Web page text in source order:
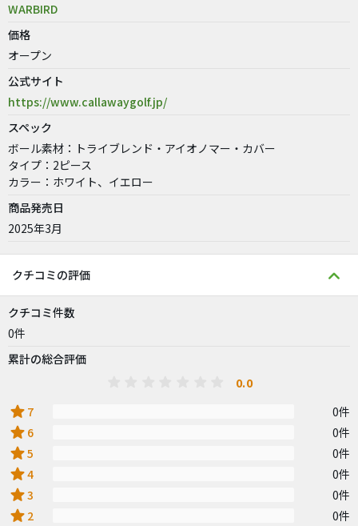
WARBIRD
価格
オープン
公式サイト
https://www.callawaygolf.jp/
スペック
ボール素材：トライブレンド・アイオノマー・カバー
タイプ：2ピース
カラー：ホワイト、イエロー
商品発売日
2025年3月
クチコミの評価
クチコミ件数
0件
累計の総合評価
0.0
star 7 0件
star 6 0件
star5 0件
star4 0件
star3 0件
star 2 0件